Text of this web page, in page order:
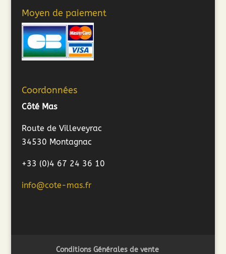
Moyen de paiement
Coordonnées
Côté Mas
Route de Villeveyrac
34530 Montagnac
+33 (0)4 67 24 36 10
info@cote-mas.fr
Conditions Générales de vente